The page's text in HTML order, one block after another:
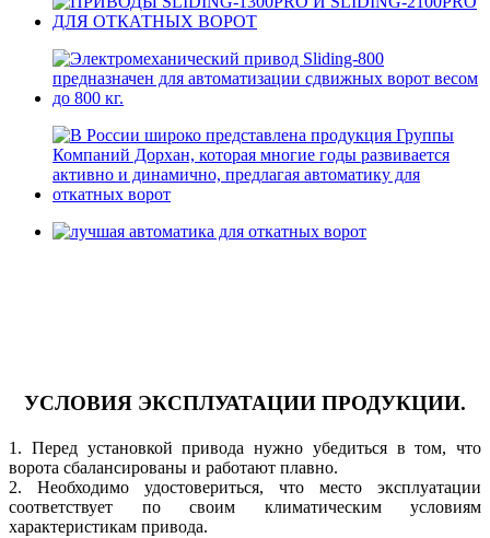
УСЛОВИЯ ЭКСПЛУАТАЦИИ ПРОДУКЦИИ.
1. Перед устaновкой привода нужно убедиться в том, что
ворота сбалансированы и работают плaвно.
2. Необходимо удостовериться, что место эксплуатaции
соответствует по своим климатическим условиям
характеристикам привода.